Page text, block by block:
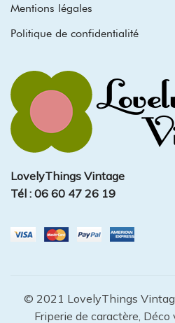
Mentions légales
Politique de confidentialité
LovelyThings Vintage
Tél : 06 60 47 26 19
© 2021 LovelyThings
Friperie de caractère,